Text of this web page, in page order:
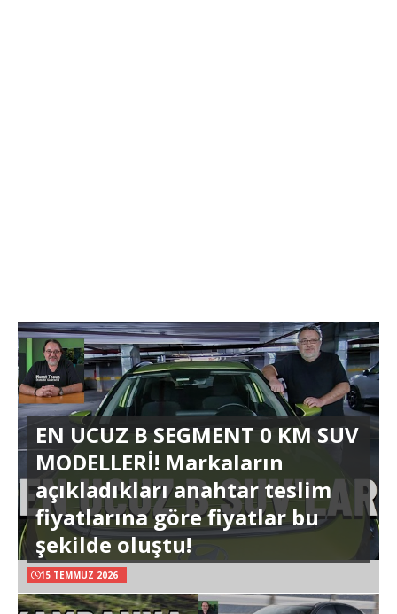
EN UCUZ B SEGMENT 0 KM SUV
MODELLERİ! Markaların
açıkladıkları anahtar teslim
fiyatlarına göre fiyatlar bu
şekilde oluştu!
15 TEMMUZ 2026